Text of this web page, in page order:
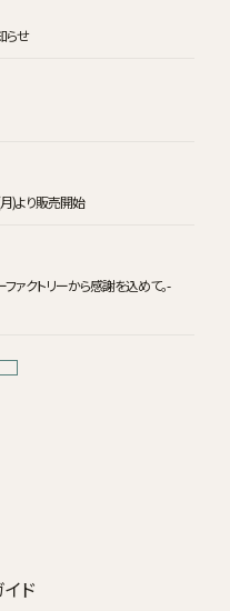
らせ
)より販売開始
ァクトリーから感謝を込めて。-
ド